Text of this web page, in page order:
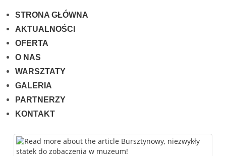
STRONA GŁÓWNA
AKTUALNOŚCI
OFERTA
O NAS
WARSZTATY
GALERIA
PARTNERZY
KONTAKT